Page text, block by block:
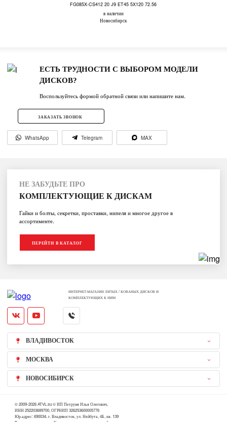
FG085X-CS412 20 J9 ET45 5X120 72.56
в наличии
Новосибирск
ЕСТЬ ТРУДНОСТИ С ВЫБОРОМ МОДЕЛИ
ДИСКОВ?
Воспользуйтесь формой обратной связи или напишите нам.
ЗАКАЗАТЬ ЗВОНОК
WhatsApp Telegram MAX
НЕ ЗАБУДЬТЕ ПРО
КОМПЛЕКТУЮЩИЕ К ДИСКАМ
Гайки и болты, секретки, проставки, нипеля и многое другое в
ассортименте.
ПЕРЕЙТИ В КАТАЛОГ
ИНТЕРНЕТ-МАГАЗИН ЛИТЫХ / КОВАНЫХ ДИСКОВ И
КОМПЛЕКТУЮЩИХ К НИМ
ВЛАДИВОСТОК
МОСКВА
НОВОСИБИРСК
© 2009-2026 ATVL.su © ИП Петруня Илья Олегович,
ИНН 252203689700, ОГРНИП 326253600005776
Юр.адрес: 690034, г. Владивосток, ул. Нейбута, 4Б, кв. 139